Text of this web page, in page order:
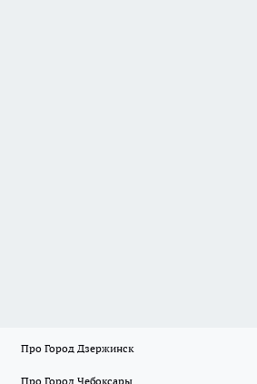
Про Город Дзержинск
Про Город Чебоксары